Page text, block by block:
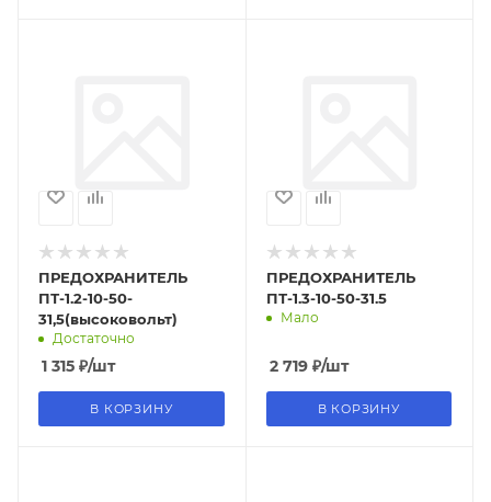
ПРЕДОХРАНИТЕЛЬ
ПТ-1.2-10-50-
31,5(высоковольт)
Достаточно
1 315 ₽/шт
В КОРЗИНУ
ПРЕДОХРАНИТЕЛЬ
ПТ-1.3-10-50-31.5
Мало
2 719₽/шт
В КОРЗИНУ